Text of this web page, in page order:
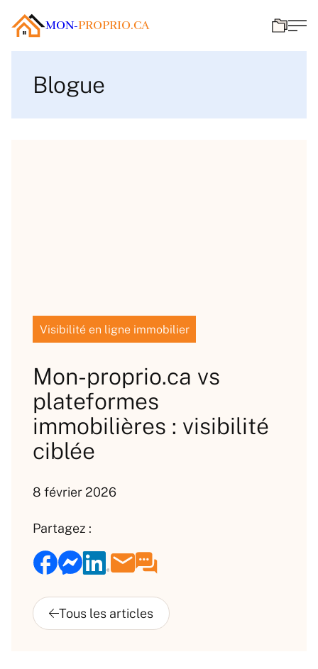
MON-PROPRIO.CA
Blogue
Visibilité en ligne immobilier
Mon-proprio.ca vs
plateformes
immobilières : visibilité
ciblée
8 février 2026
Partagez :